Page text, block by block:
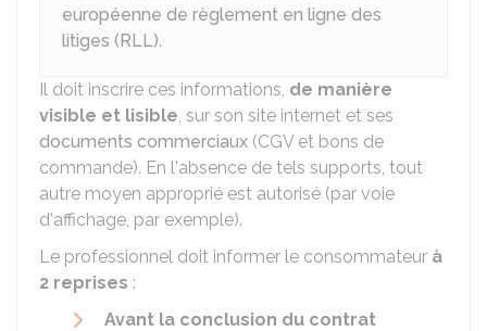
européenne de règlement en ligne des
litiges (RLL).
Il doit inscrire ces informations, de manière
visible et lisible, sur son site internet et ses
documents commerciaux (CGV et bons de
commande). En l'absence de tels supports, tout
autre moyen approprié est autorisé (par voie
d'affichage, par exemple).
Le professionnel doit informer le consommateur à
2 reprises :
Avant la conclusion du contrat